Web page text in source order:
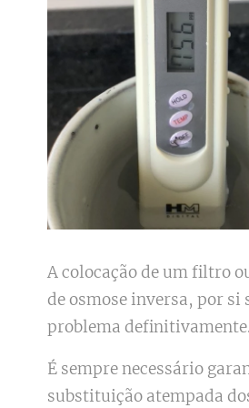
A colocação de um filtro
de osmose inversa, por si
problema definitivamente.
É sempre necessário
substituição atempada